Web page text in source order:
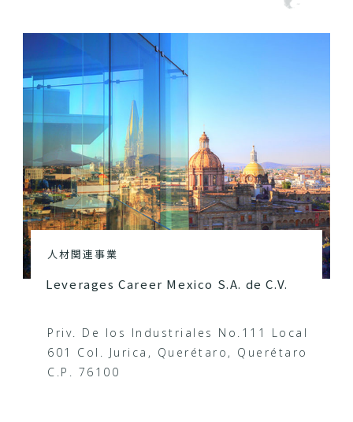
人材関連事業
Leverages Career Mexico S.A. de C.V.
Priv. De los Industriales No.111 Local
601 Col. Jurica, Querétaro, Querétaro
C.P. 76100